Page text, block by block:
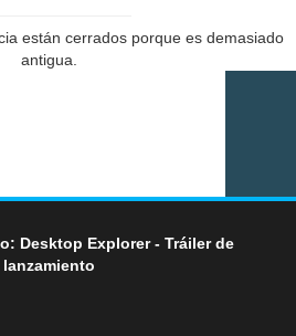
están cerrados porque es demasiado
antigua.
Desktop Explorer - Tráiler de
lanzamiento